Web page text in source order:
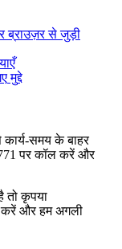
र बरउजर स जड
यए
ए मद
कर-समय क बहर
पर कल कर और
त कपय
कर और हम अगल